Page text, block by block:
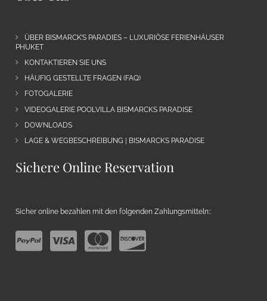
ÜBER BISMARCK’S PARADIES – LUXURIÖSE FERIENHÄUSER
PHUKET
KONTAKTIEREN SIE UNS
HÄUFIG GESTELLTE FRAGEN (FAQ)
FOTOGALERIE
VIDEOGALERIE POOLVILLA BISMARCKS PARADISE
DOWNLOADS
LAGE & WEGBESCHREIBUNG | BISMARCKS PARADISE
Sichere Online Reservation
Sicher online bezahlen mit den folgenden Zahlungsmitteln::